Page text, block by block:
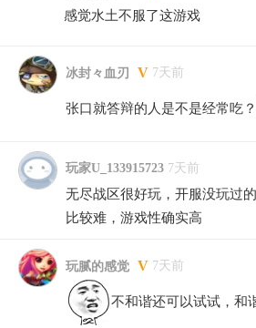
感觉水土不服了这游戏
冰封々血刃 V 7天前
张口就答辩的人是不是经常吃？
玩家U_133915723 7天前
无尽战区很好玩，开服没玩过
比较难，游戏性确实高
玩腻的感觉 V 7天前
不和谐还可以试试，和